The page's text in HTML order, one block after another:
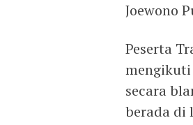
Joewono
Peserta
secara
berada di